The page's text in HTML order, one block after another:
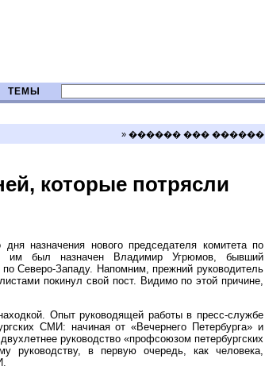
ТЕМЫ
» ������ ��� ������
которые потрясли
назначения нового председателя комитета по
им был назначен Владимир Угрюмов, бывший
Северо-Западу. Напомним, прежний руководитель
покинул свой пост. Видимо по этой причине,
Опыт руководящей работы в пресс-службе
СМИ: начиная от «Вечернего Петербурга» и
руководство «профсоюзом петербургских
руководству, в первую очередь, как человека,